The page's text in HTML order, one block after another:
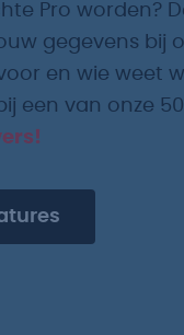
Pro worden?
gegevens bij
en wie weet
een van onze